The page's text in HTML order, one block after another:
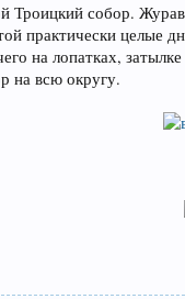
Троицкий собор.
практически
на лопатках,
на всю округу.